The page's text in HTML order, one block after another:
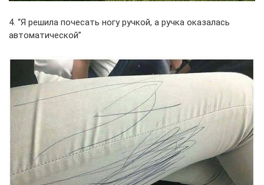
4. “Я решила почесать ногу ручкой, а ручка оказалась
автоматической”